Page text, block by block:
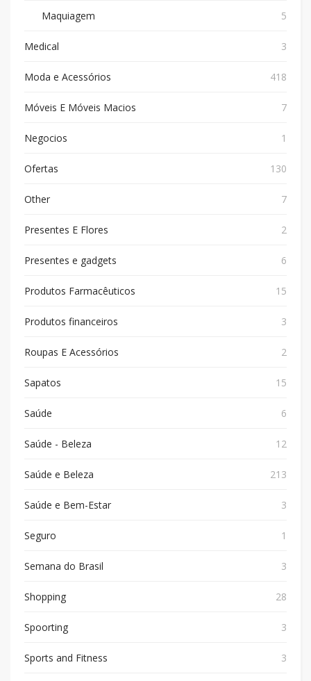
Maquiagem 5
Medical 3
Moda e Acessórios 418
Móveis E Móveis Macios 7
Negocios 1
Ofertas 130
Other 7
Presentes E Flores 2
Presentes e gadgets 6
Produtos Farmacêuticos 15
Produtos financeiros 3
Roupas E Acessórios 2
Sapatos 15
Saúde 6
Saúde - Beleza 12
Saúde e Beleza 213
Saúde e Bem-Estar 3
Seguro 1
Semana do Brasil 3
Shopping 28
Spoorting 3
Sports and Fitness 3